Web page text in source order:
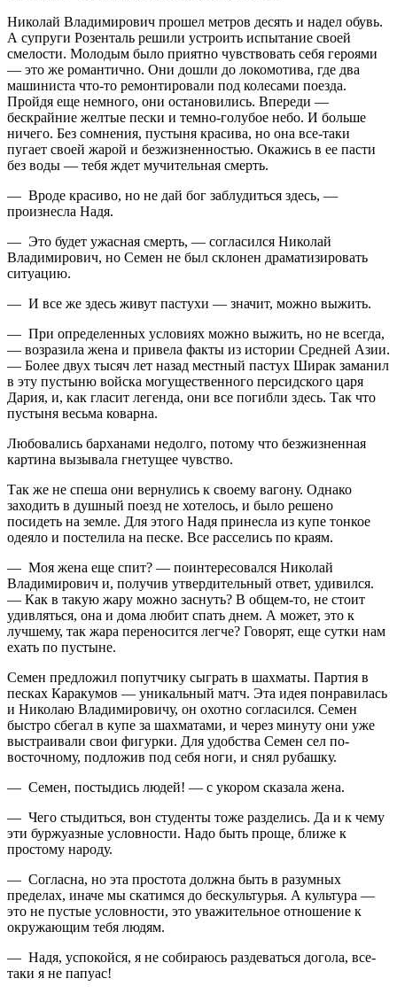
Николай Владимирович прошел метров десять и надел обувь.
А супруги Розенталь решили устроить испытание своей
смелости. Молодым было приятно чувствовать себя героями
— это же романтично. Они дошли до локомотива, где два
машиниста что-то ремонтировали под колесами поезда.
Пройдя еще немного, они остановились. Впереди —
бескрайние желтые пески и темно-голубое небо. И больше
ничего. Без сомнения, пустыня красива, но она все-таки
пугает своей жарой и безжизненностью. Окажись в ее пасти
без воды — тебя ждет мучительная смерть.
— Вроде красиво, но не дай бог заблудиться здесь, —
произнесла Надя.
— Это будет ужасная смерть, — согласился Николай
Владимирович, но Семен не был склонен драматизировать
ситуацию.
— И все же здесь живут пастухи — значит, можно выжить.
— При определенных условиях можно выжить, но не всегда,
— возразила жена и привела факты из истории Средней Азии.
— Более двух тысяч лет назад местный пастух Ширак заманил
в эту пустыню войска могущественного персидского царя
Дария, и, как гласит легенда, они все погибли здесь. Так что
пустыня весьма коварна.
Любовались барханами недолго, потому что безжизненная
картина вызывала гнетущее чувство.
Так же не спеша они вернулись к своему вагону. Однако
заходить в душный поезд не хотелось, и было решено
посидеть на земле. Для этого Надя принесла из купе тонкое
одеяло и постелила на песке. Все расселись по краям.
— Моя жена еще спит? — поинтересовался Николай
Владимирович и, получив утвердительный ответ, удивился.
— Как в такую жару можно заснуть? В общем-то, не стоит
удивляться, она и дома любит спать днем. А может, это к
лучшему, так жара переносится легче? Говорят, еще сутки нам
ехать по пустыне.
Семен предложил попутчику сыграть в шахматы. Партия в
песках Каракумов — уникальный матч. Эта идея понравилась
и Николаю Владимировичу, он охотно согласился. Семен
быстро сбегал в купе за шахматами, и через минуту они уже
выстраивали свои фигурки. Для удобства Семен сел по-
восточному, подложив под себя ноги, и снял рубашку.
— Семен, постыдись людей! — с укором сказала жена.
— Чего стыдиться, вон студенты тоже разделись. Да и к чему
эти буржуазные условности. Надо быть проще, ближе к
простому народу.
— Согласна, но эта простота должна быть в разумных
пределах, иначе мы скатимся до бескультурья. А культура —
это не пустые условности, это уважительное отношение к
окружающим тебя людям.
— Надя, успокойся, я не собираюсь раздеваться догола, все-
таки я не папуас!